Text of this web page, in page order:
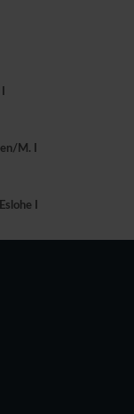
M. I
I